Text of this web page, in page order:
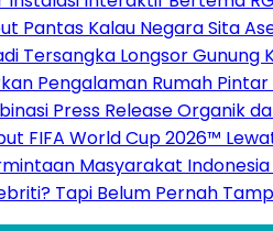
Pantas Kalau Negara Sita
Tersangka Longsor Gunung
Pengalaman Rumah
Press Release Organik
FIFA World Cup 2026™
Masyarakat
Tapi Belum Pernah